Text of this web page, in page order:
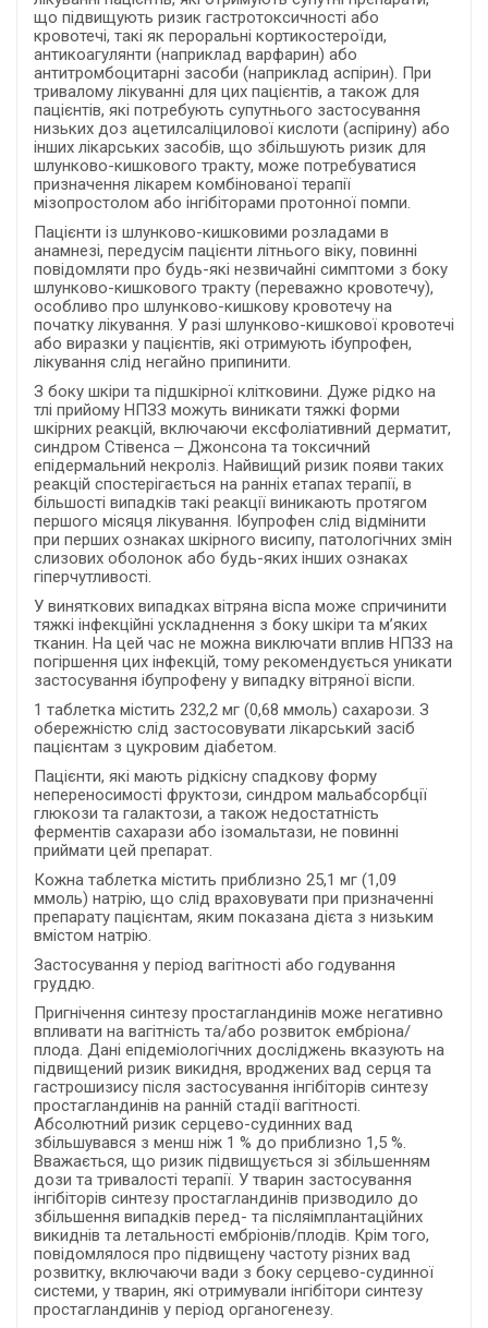
що підвищують ризик гастротоксичності або
кровотечі, такі як пероральні кортикостероїди,
антикоагулянти (наприклад варфарин) або
антитромбоцитарні засоби (наприклад аспірин). При
тривалому лікуванні для цих пацієнтів, а також для
пацієнтів, які потребують супутнього застосування
низьких доз ацетилсаліцилової кислоти (аспірину) або
інших лікарських засобів, що збільшують ризик для
шлунково-кишкового тракту, може потребуватися
призначення лікарем комбінованої терапії
мізопростолом або інгібіторами протонної помпи.
Пацієнти із шлунково-кишковими розладами в
анамнезі, передусім пацієнти літнього віку, повинні
повідомляти про будь-які незвичайні симптоми з боку
шлунково-кишкового тракту (переважно кровотечу),
особливо про шлунково-кишкову кровотечу на
початку лікування. У разі шлунково-кишкової кровотечі
або виразки у пацієнтів, які отримують ібупрофен,
лікування слід негайно припинити.
З боку шкіри та підшкірної клітковини. Дуже рідко на
тлі прийому НПЗЗ можуть виникати тяжкі форми
шкірних реакцій, включаючи ексфоліативний дерматит,
синдром Стівенса ‒ Джонсона та токсичний
епідермальний некроліз. Найвищий ризик появи таких
реакцій спостерігається на ранніх етапах терапії, в
більшості випадків такі реакції виникають протягом
першого місяця лікування. Ібупрофен слід відмінити
при перших ознаках шкірного висипу, патологічних змін
слизових оболонок або будь-яких інших ознаках
гіперчутливості.
У виняткових випадках вітряна віспа може спричинити
тяжкі інфекційні ускладнення з боку шкіри та м’яких
тканин. На цей час не можна виключати вплив НПЗЗ на
погіршення цих інфекцій, тому рекомендується уникати
застосування ібупрофену у випадку вітряної віспи.
1 таблетка містить 232,2 мг (0,68 ммоль) сахарози. З
обережністю слід застосовувати лікарський засіб
пацієнтам з цукровим діабетом.
Пацієнти, які мають рідкісну спадкову форму
непереносимості фруктози, синдром мальабсорбції
глюкози та галактози, а також недостатність
ферментів сахарази або ізомальтази, не повинні
приймати цей препарат.
Кожна таблетка містить приблизно 25,1 мг (1,09
ммоль) натрію, що слід враховувати при призначенні
препарату пацієнтам, яким показана дієта з низьким
вмістом натрію.
Застосування у період вагітності або годування
груддю.
Пригнічення синтезу простагландинів може негативно
впливати на вагітність та/або розвиток ембріона/
плода. Дані епідеміологічних досліджень вказують на
підвищений ризик викидня, вроджених вад серця та
гастрошизису після застосування інгібіторів синтезу
простагландинів на ранній стадії вагітності.
Абсолютний ризик серцево-судинних вад
збільшувався з менш ніж 1 % до приблизно 1,5 %.
Вважається, що ризик підвищується зі збільшенням
дози та тривалості терапії. У тварин застосування
інгібіторів синтезу простагландинів призводило до
збільшення випадків перед- та післяімплантаційних
викиднів та летальності ембріонів/плодів. Крім того,
повідомлялося про підвищену частоту різних вад
розвитку, включаючи вади з боку серцево-судинної
системи, у тварин, які отримували інгібітори синтезу
простагландинів у період органогенезу.